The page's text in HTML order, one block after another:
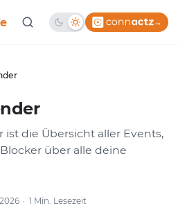
→
ist die Übersicht aller Events,
über alle deine
1 Min. Lesezeit